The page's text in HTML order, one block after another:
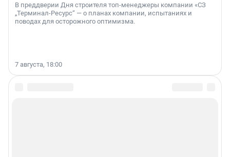
В преддверии Дня строителя топ-менеджеры компании «СЗ
„Терминал-Ресурс“ — о планах компании, испытаниях и
поводах для осторожного оптимизма.
7 августа, 18:00